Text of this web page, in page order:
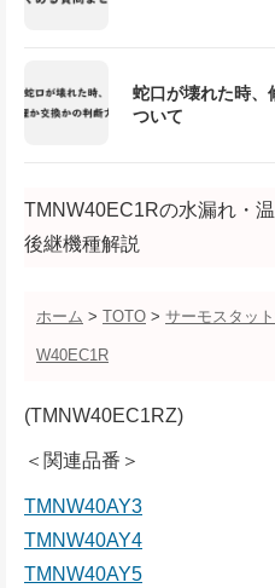
蛇口が壊れた時、
ついて
TMNW40EC1Rの水漏れ・
後継機種解説
ホーム > TOTO > サーモスタッ
W40EC1R
(TMNW40EC1RZ)
＜関連品番＞
TMNW40AY3
TMNW40AY4
TMNW40AY5